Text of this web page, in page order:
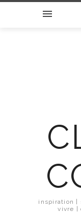
inspiration |
vivre |